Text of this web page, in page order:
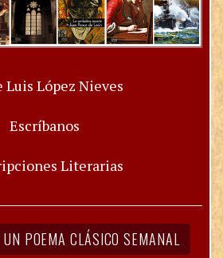
Luis López Nieves
Escríbanos
Literarias
POEMA CLÁSICO SEMANAL